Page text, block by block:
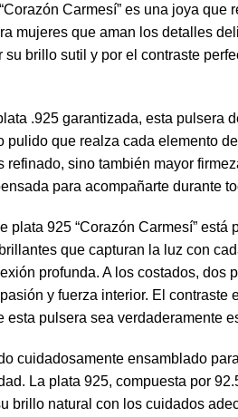
Carmesí” es una joya
mujeres que aman los detalles
su brillo sutil y por el contraste
.925 garantizada, esta pulsera
pulido que realza cada elemento
refinado, sino también mayor
para acompañarte durante
plata 925 “Corazón Carmesí”
que capturan la luz con
profunda. A los costados, dos
y fuerza interior. El contraste
esta pulsera sea verdaderamente
cuidadosamente ensamblado
La plata 925, compuesta por
brillo natural con los cuidados